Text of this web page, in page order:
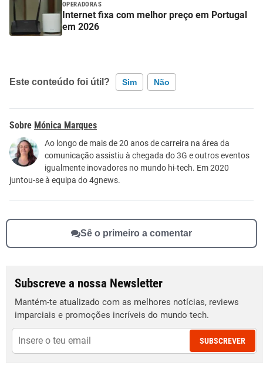
OPERADORAS
Internet fixa com melhor preço em Portugal
em 2026
Este conteúdo foi útil? Sim Não
Este conteúdo contém informação incorreta
Este conteúdo não tem a informação que procuro
Outro
Mónica Marques
Ao longo de mais de 20 anos de carreira na área da
comunicação assistiu à chegada do 3G e outros eventos
igualmente inovadores no mundo hi-tech. Em 2020
juntou-se à equipa do 4gnews.
Sê o primeiro a comentar
Subscreve a nossa Newsletter
Mantém-te atualizado com as melhores notícias, reviews
imparciais e promoções incríveis do mundo tech.
SUBSCREVER